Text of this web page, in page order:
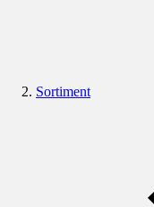
Sortiment